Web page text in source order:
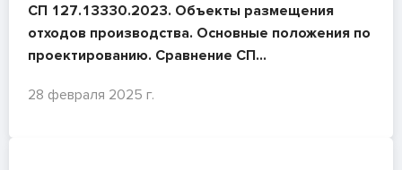
СП 127.13330.2023. Объекты размещения
отходов производства. Основные положения по
проектированию. Сравнение СП
28 февраля 2025 г.